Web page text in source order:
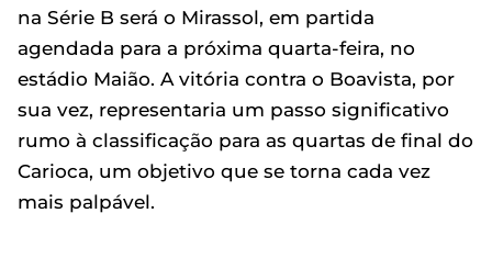
na Série B será o Mirassol, em partida
agendada para a próxima quarta-feira, no
estádio Maião. A vitória contra o Boavista, por
sua vez, representaria um passo significativo
rumo à classificação para as quartas de final do
Carioca, um objetivo que se torna cada vez
mais palpável.